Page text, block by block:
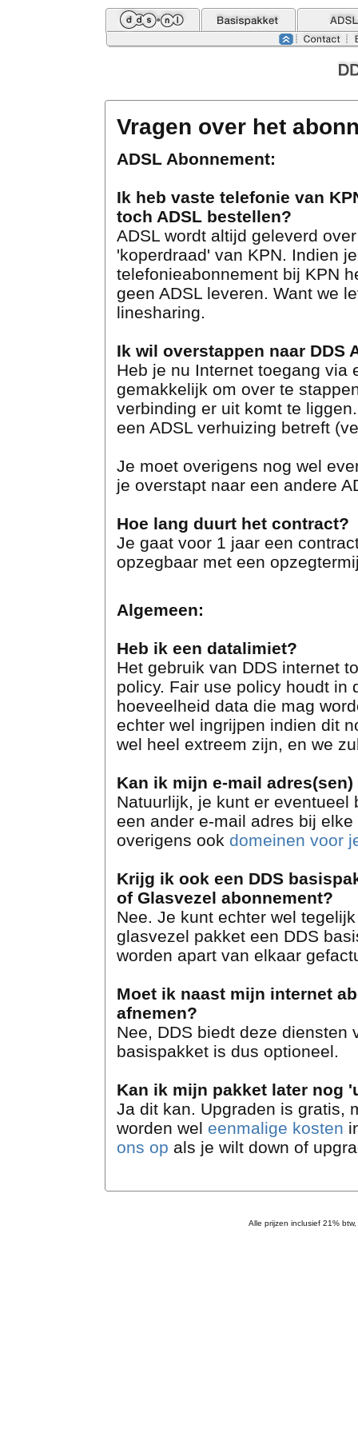
Vragen over het
ADSL Abonnement:
Ik heb vaste telefonie van
toch ADSL bestellen?
ADSL wordt altijd geleverd
'koperdraad' van KPN. Indien
telefonieabonnement bij KPN
geen ADSL leveren. Want we
linesharing.
Ik wil overstappen naar DDS
Heb je nu Internet toegang via
gemakkelijk om over te
verbinding er uit komt te
een ADSL verhuizing betreft
Je moet overigens nog wel
je overstapt naar een andere
Hoe lang duurt het contract?
Je gaat voor 1 jaar een
opzegbaar met een
Algemeen:
Heb ik een datalimiet?
Het gebruik van DDS internet
policy. Fair use policy houdt in
hoeveelheid data die mag
echter wel ingrijpen indien dit
wel heel extreem zijn, en we
Kan ik mijn e-mail
Natuurlijk, je kunt er
een ander e-mail adres bij
overigens ook domeinen voor
Krijg ik ook een DDS
of Glasvezel abonnement?
Nee. Je kunt echter wel
glasvezel pakket een DDS
worden apart van elkaar
Moet ik naast mijn internet
afnemen?
Nee, DDS biedt deze diensten
basispakket is dus optioneel.
Kan ik mijn pakket later nog
Ja dit kan. Upgraden is gratis,
worden wel eenmalige kosten
ons op als je wilt down of
Alle prijzen inclusief 21% btw,